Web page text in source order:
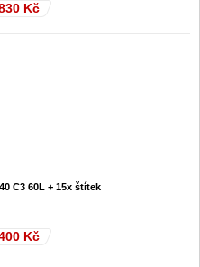
Kč
C3 60L + 15x štítek
Kč